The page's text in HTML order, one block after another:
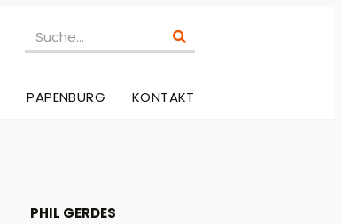
PAPENBURG KONTAKT
PHIL GERDES